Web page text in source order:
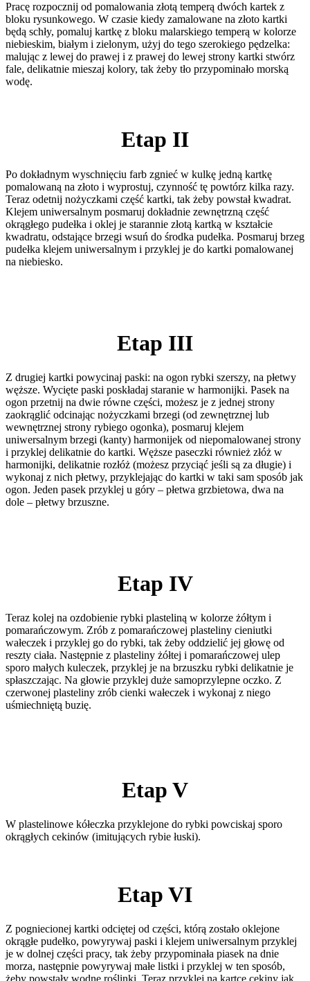
Pracę rozpocznij od pomalowania złotą temperą dwóch kartek z
bloku rysunkowego. W czasie kiedy zamalowane na złoto kartki
będą schły, pomaluj kartkę z bloku malarskiego temperą w kolorze
niebieskim, białym i zielonym, użyj do tego szerokiego pędzelka:
malując z lewej do prawej i z prawej do lewej strony kartki stwórz
fale, delikatnie mieszaj kolory, tak żeby tło przypominało morską
wodę.
Etap II
Po dokładnym wyschnięciu farb zgnieć w kulkę jedną kartkę
pomalowaną na złoto i wyprostuj, czynność tę powtórz kilka razy.
Teraz odetnij nożyczkami część kartki, tak żeby powstał kwadrat.
Klejem uniwersalnym posmaruj dokładnie zewnętrzną część
okrągłego pudełka i oklej je starannie złotą kartką w kształcie
kwadratu, odstające brzegi wsuń do środka pudełka. Posmaruj brzeg
pudełka klejem uniwersalnym i przyklej je do kartki pomalowanej
na niebiesko.
Etap III
Z drugiej kartki powycinaj paski: na ogon rybki szerszy, na płetwy
węższe. Wycięte paski poskładaj staranie w harmonijki. Pasek na
ogon przetnij na dwie równe części, możesz je z jednej strony
zaokrąglić odcinając nożyczkami brzegi (od zewnętrznej lub
wewnętrznej strony rybiego ogonka), posmaruj klejem
uniwersalnym brzegi (kanty) harmonijek od niepomalowanej strony
i przyklej delikatnie do kartki. Węższe paseczki również złóż w
harmonijki, delikatnie rozłóż (możesz przyciąć jeśli są za długie) i
wykonaj z nich płetwy, przyklejając do kartki w taki sam sposób jak
ogon. Jeden pasek przyklej u góry – płetwa grzbietowa, dwa na
dole – płetwy brzuszne.
Etap IV
Teraz kolej na ozdobienie rybki plasteliną w kolorze żółtym i
pomarańczowym. Zrób z pomarańczowej plasteliny cieniutki
wałeczek i przyklej go do rybki, tak żeby oddzielić jej głowę od
reszty ciała. Następnie z plasteliny żółtej i pomarańczowej ulep
sporo małych kuleczek, przyklej je na brzuszku rybki delikatnie je
spłaszczając. Na głowie przyklej duże samoprzylepne oczko. Z
czerwonej plasteliny zrób cienki wałeczek i wykonaj z niego
uśmiechniętą buzię.
Etap V
W plastelinowe kółeczka przyklejone do rybki powciskaj sporo
okrągłych cekinów (imitujących rybie łuski).
Etap VI
Z pogniecionej kartki odciętej od części, którą zostało oklejone
okrągłe pudełko, powyrywaj paski i klejem uniwersalnym przyklej
je w dolnej części pracy, tak żeby przypominała piasek na dnie
morza, następnie powyrywaj małe listki i przyklej w ten sposób,
żeby powstały wodne roślinki. Teraz przyklej na kartce cekiny jak